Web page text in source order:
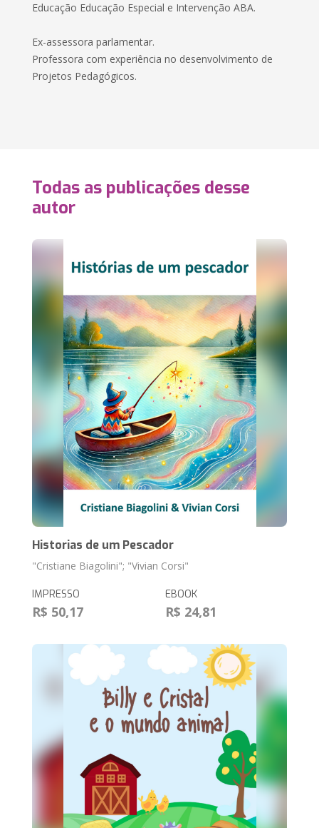
Educação Educação Especial e Intervenção ABA.
Ex-assessora parlamentar.
Professora com experiência no desenvolvimento de
Projetos Pedagógicos.
Todas as publicações desse
autor
Historias de um Pescador
"Cristiane Biagolini"; "Vivian Corsi"
IMPRESSO
R$ 50,17
EBOOK
R$ 24,81